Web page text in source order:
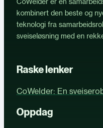
kombinert den beste og
teknologi fra
sveiseløsning med en
Raske lenker
CoWelder: En
Oppdag